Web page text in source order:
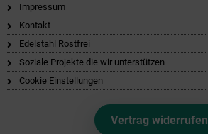
Impressum
Kontakt
Edelstahl Rostfrei
Soziale Projekte die wir unterstützen
Cookie Einstellungen
Vertrag widerrufen